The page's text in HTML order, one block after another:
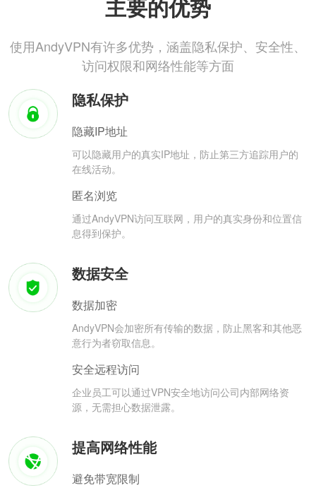
主要的优势
使用AndyVPN有许多优势，涵盖隐私保护、安全性、
访问权限和网络性能等方面
隐私保护
隐藏IP地址
可以隐藏用户的真实IP地址，防止第三方追踪用户的
在线活动。
匿名浏览
通过AndyVPN访问互联网，用户的真实身份和位置信
息得到保护。
数据安全
数据加密
AndyVPN会加密所有传输的数据，防止黑客和其他恶
意行为者窃取信息。
安全远程访问
企业员工可以通过VPN安全地访问公司内部网络资
源，无需担心数据泄露。
提高网络性能
避免带宽限制